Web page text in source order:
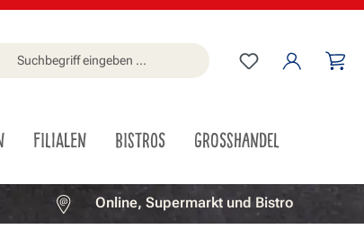
Du hast 0
FILIALEN BISTROS GROSSHANDEL
Online, Supermarkt und Bistro